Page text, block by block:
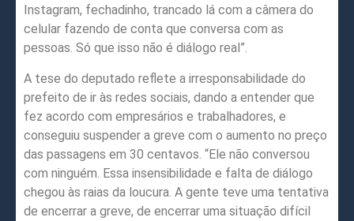
Instagram, fechadinho, trancado lá com a câmera do
celular fazendo de conta que conversa com as
pessoas. Só que isso não é diálogo real”.
A tese do deputado reflete a irresponsabilidade do
prefeito de ir às redes sociais, dando a entender que
fez acordo com empresários e trabalhadores, e
conseguiu suspender a greve com o aumento no preço
das passagens em 30 centavos. “Ele não conversou
com ninguém. Essa insensibilidade e falta de diálogo
chegou às raias da loucura. A gente teve uma tentativa
de encerrar a greve, de encerrar uma situação difícil